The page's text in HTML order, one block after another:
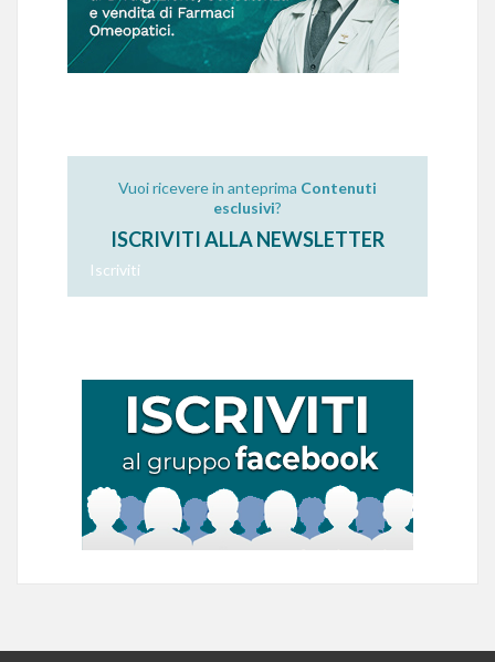
Vuoi ricevere in anteprima Contenuti
esclusivi?
ISCRIVITI ALLA NEWSLETTER
Iscriviti